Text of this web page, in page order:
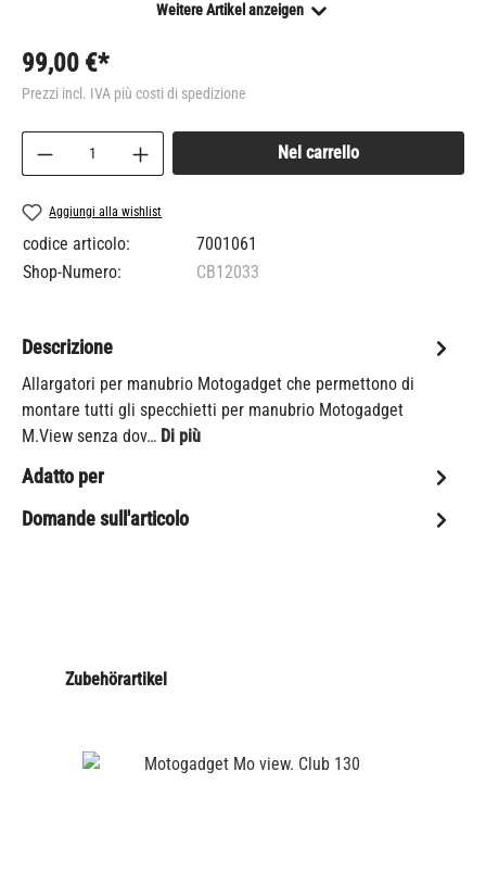
Weitere Artikel anzeigen
99,00 €*
Prezzi incl. IVA più costi di spedizione
Quantità del prodotto: inserisci la quantità
Nel carrello
Aggiungi alla wishlist
codice articolo:
7001061
Shop-Numero:
CB12033
Descrizione
Allargatori per manubrio Motogadget che permettono di
montare tutti gli specchietti per manubrio Motogadget
M.View senza dov… Di più
Adatto per
Domande sull'articolo
Zubehörartikel